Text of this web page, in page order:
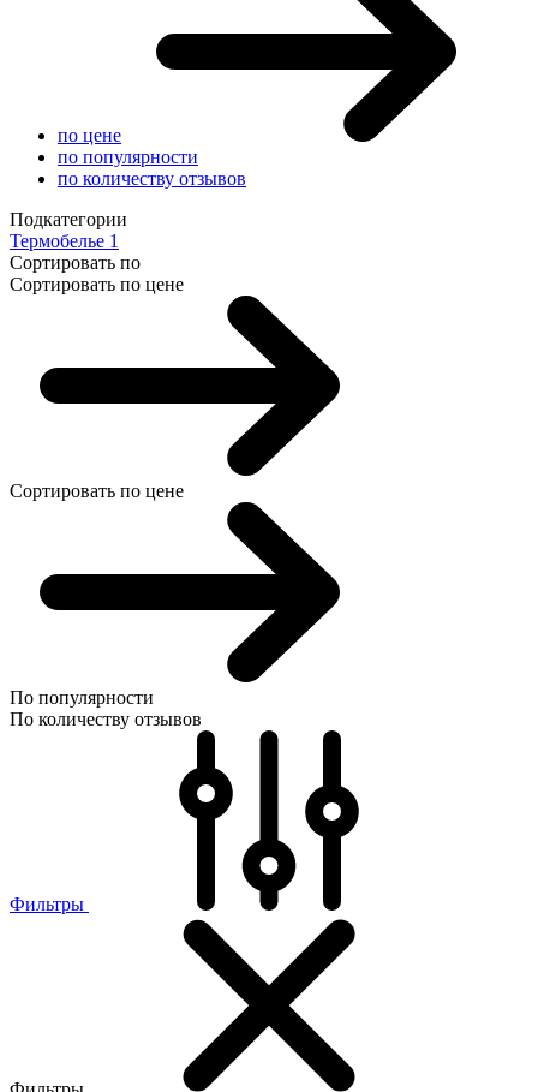
по цене
по популярности
по количеству отзывов
Подкатегории
Термобелье 1
Сортировать по
Сортировать по цене
Сортировать по цене
По популярности
По количеству отзывов
Фильтры